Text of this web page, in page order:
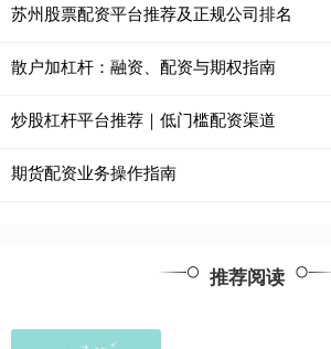
苏州股票配资平台推荐及正规公司排名
散户加杠杆：融资、配资与期权指南
炒股杠杆平台推荐｜低门槛配资渠道
期货配资业务操作指南
推荐阅读